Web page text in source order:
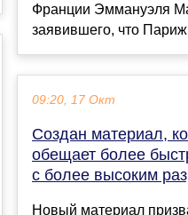
Франции Эммануэля
заявившего, что Париж
09:20, 17 Окт
Создан материал,
обещает более
с более высоким
Новый материал